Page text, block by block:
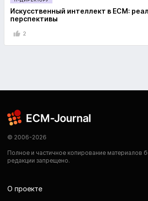
Искусственный интеллект в ECM:
перспективы
2
© 2006-2026
Полное и частичное копирование материалов
редакции запрещено.
О проекте